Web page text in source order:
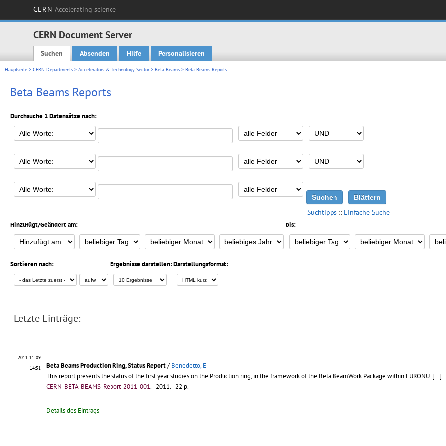
CERN Accelerating science
CERN Document Server
Main menu
Suchen Absenden Hilfe Personalisieren
Hauptseite > CERN Departments > Accelerators & Technology Sector> Beta Beams > Beta Beams Reports
Beta Beams Reports
Durchsuche 1 Datensätze nach:
Suchtipps :: Einfache Suche
Hinzufügt/Geändert am: bis:
Sortieren nach: Ergebnisse darstellen:Darstellungsformat:
Letzte Einträge:
2011-11-09
14:51
Beta Beams Production Ring, Status Report/ Benedetto, E
This report presents the status of the first year studies on the Production ring, in the framework of the Beta BeamWork Package within EURONU. [...]
CERN-BETA-BEAMS-Report-2011-001.- 2011. - 22 p.
Details des Eintrags